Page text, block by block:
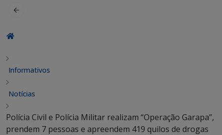
Informativos
Notícias
Polícia Civil e Polícia Militar realizam “Operação Garapa”,
prendem 7 pessoas e apreendem 419 quilos de drogas